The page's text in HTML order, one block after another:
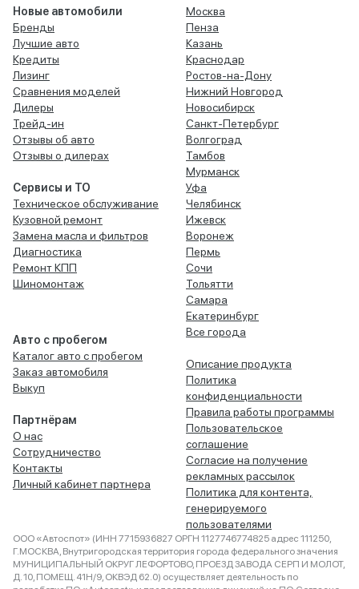
Новые автомобили
Бренды
Лучшие авто
Кредиты
Лизинг
Сравнения моделей
Дилеры
Трейд-ин
Отзывы об авто
Отзывы о дилерах
Сервисы и ТО
Техническое обслуживание
Кузовной ремонт
Замена масла и фильтров
Диагностика
Ремонт КПП
Шиномонтаж
Авто с пробегом
Каталог авто с пробегом
Заказ автомобиля
Выкуп
Партнёрам
О нас
Сотрудничество
Контакты
Личный кабинет партнера
Москва
Пенза
Казань
Краснодар
Ростов-на-Дону
Нижний Новгород
Новосибирск
Санкт-Петербург
Волгоград
Тамбов
Мурманск
Уфа
Челябинск
Ижевск
Воронеж
Пермь
Сочи
Тольятти
Самара
Екатеринбург
Все города
Описание продукта
Политика
конфиденциальности
Правила работы программы
Пользовательское
соглашение
Согласие на получение
рекламных рассылок
Политика для контента,
генерируемого
пользователями
ООО «Автоспот» (ИНН 7715936827 ОРГН 1127746774825 адрес 111250,
Г.МОСКВА, Внутригородская территория города федерального значения
МУНИЦИПАЛЬНЫЙ ОКРУГ ЛЕФОРТОВО, ПРОЕЗД ЗАВОДА СЕРП И МОЛОТ,
Д. 10, ПОМЕЩ. 41Н/9, ОКВЭД 62.0) осуществляет деятельность по